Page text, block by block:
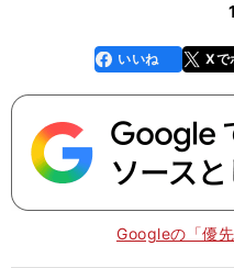
faceboo
k
いいね Xで
Googleの「優